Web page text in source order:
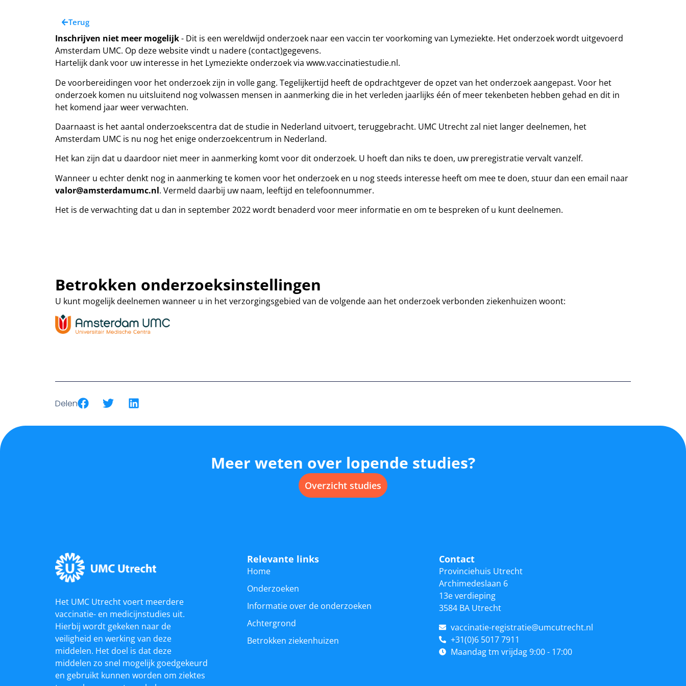
Terug
Inschrijven niet meer mogelijk- Dit is een wereldwijd onderzoek naar een vaccin ter voorkoming van Lymeziekte. Het onderzoek wordt uitgevoerd
Amsterdam UMC. Op deze website vindt u nadere (contact)gegevens.
Hartelijk dank voor uw interesse in het Lymeziekte onderzoek via www.vaccinatiestudie.nl.
De voorbereidingen voor het onderzoek zijn in volle gang. Tegelijkertijd heeft de opdrachtgever de opzet van het onderzoek aangepast. Voor het
onderzoek komen nu uitsluitend nog volwassen mensen in aanmerking die in het verleden jaarlijks één of meer tekenbeten hebben gehad en dit in
het komend jaar weer verwachten.
Daarnaast is het aantal onderzoekscentra dat de studie in Nederland uitvoert, teruggebracht. UMC Utrecht zal niet langer deelnemen, het
Amsterdam UMC is nu nog het enige onderzoekcentrum in Nederland.
Het kan zijn dat u daardoor niet meer in aanmerking komt voor dit onderzoek. U hoeft dan niks te doen, uw preregistratie vervalt vanzelf.
Wanneer u echter denkt nog in aanmerking te komen voor het onderzoek en u nog steeds interesse heeft om mee te doen, stuur dan een email naar
valor@amsterdamumc.nl. Vermeld daarbij uw naam, leeftijd en telefoonnummer.
Het is de verwachting dat u dan in september 2022 wordt benaderd voor meer informatie en om te bespreken of u kunt deelnemen.
Betrokken onderzoeksinstellingen
U kunt mogelijk deelnemen wanneer u in het verzorgingsgebied van de volgende aan het onderzoek verbonden ziekenhuizen woont:
Delen
Meer weten over lopende studies?
Overzicht studies
Het UMC Utrecht voert meerdere
vaccinatie- en medicijnstudies uit.
Hierbij wordt gekeken naar de
veiligheid en werking van deze
middelen. Het doel is dat deze
middelen zo snel mogelijk goedgekeurd
en gebruikt kunnen worden om ziektes
Relevante links
Home
Onderzoeken
Informatie over de onderzoeken
Achtergrond
Betrokken ziekenhuizen
Contact
Provinciehuis Utrecht
Archimedeslaan 6
13e verdieping
3584 BA Utrecht
vaccinatie-registratie@umcutrecht.nl
+31(0)6 5017 7911
Maandag tm vrijdag 9:00 - 17:00